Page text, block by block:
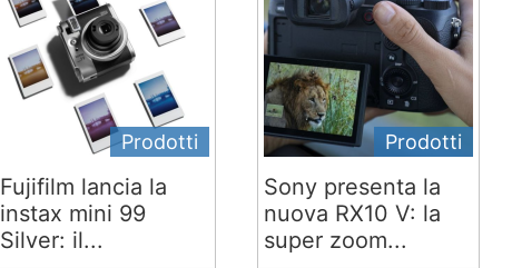
Prodotti
Fujifilm lancia la
instax mini 99
Silver: il...
Prodotti
Sony presenta la
nuova RX10 V: la
super zoom...